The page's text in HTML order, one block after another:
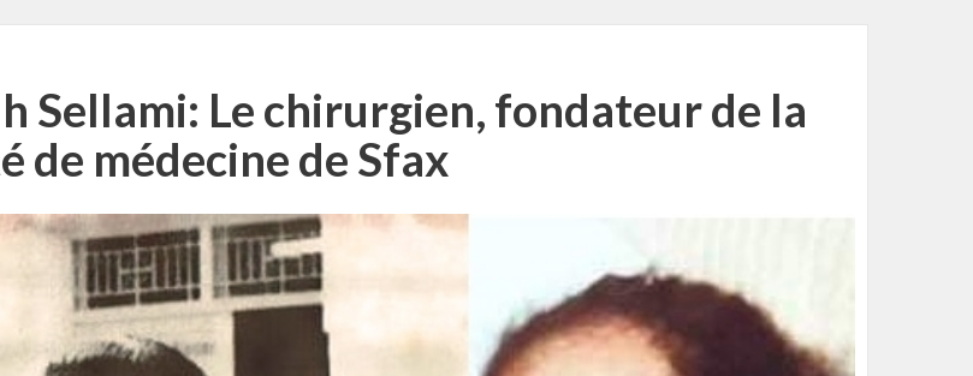
Sellami: Le chirurgien, fondateur de la
de médecine de Sfax